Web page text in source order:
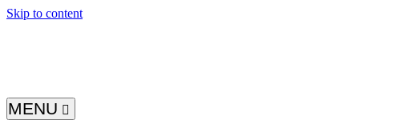
Skip to content
MENU